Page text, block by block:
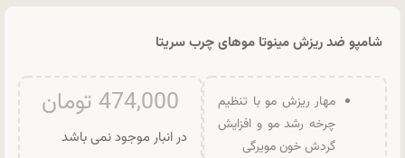
شامپو ضد ریزش مینوتا موهای چرب سریتا
مهار ریزش مو با تنظیم
چرخه رشد مو و افزایش
گردش خون مویرگی
474,000 تومان
در انبار موجود نمی باشد